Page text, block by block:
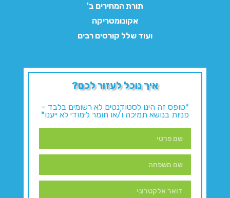
תורת המחירים ב'
אקונומטריקה
ועוד שלל קורסים רבים
איך נוכל לעזור לכם?
*טופס זה הינו לסטודנטים לא רשומים בלבד –
פניות בנושא תמיכה ו/או חומר לימודי לא ייענו*